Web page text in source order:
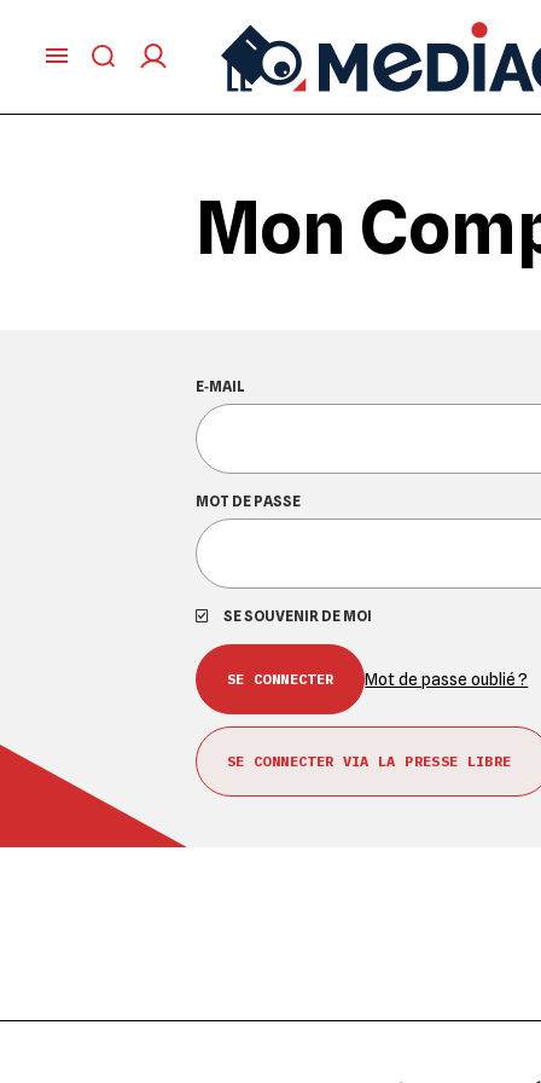
Mon
E‑MAIL
MOT DE PASSE
SE SOUVENIR DE MOI
Mot de passe oublié ?
SE CONNECTER VIA LA PRESSE LIBRE